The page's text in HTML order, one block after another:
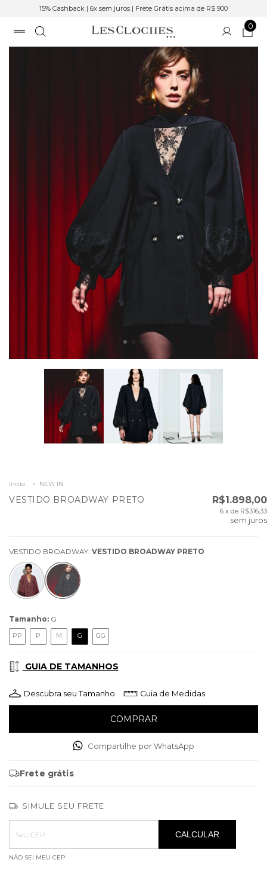
15% Cashback | 6x sem juros | Frete Grátis acima de R$ 900
0
Início > NEW IN
VESTIDO BROADWAY PRETO R$1.898,00
6 x de R$316,33
sem juros
VESTIDO BROADWAY: VESTIDO BROADWAY PRETO
Tamanho: G
PP P M G GG
GUIA DE TAMANHOS
Descubra seu Tamanho Guia de Medidas
Compartilhe por WhatsApp
Frete grátis
SIMULE SEU FRETE
Entregas para o CEP:
ALTERAR CEP
CALCULAR
NÃO SEI MEU CEP